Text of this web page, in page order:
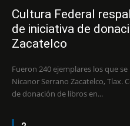
Cultura Federal
de iniciativa de
Zacatelco
Fueron 240 ejemplares los que
Nicanor Serrano Zacatelco, Tlax. Concluyó con gran éxito la campaña
de donación de libros en...